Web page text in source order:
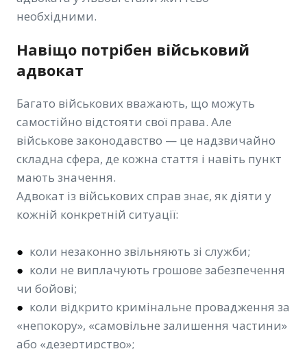
необхідними.
Навіщо потрібен військовий
адвокат
Багато військових вважають, що можуть
самостійно відстояти свої права. Але
військове законодавство — це надзвичайно
складна сфера, де кожна стаття і навіть пункт
мають значення.
Адвокат із військових справ знає, як діяти у
кожній конкретній ситуації:
● коли незаконно звільняють зі служби;
● коли не виплачують грошове забезпечення
чи бойові;
● коли відкрито кримінальне провадження за
«непокору», «самовільне залишення частини»
або «дезертирство»;